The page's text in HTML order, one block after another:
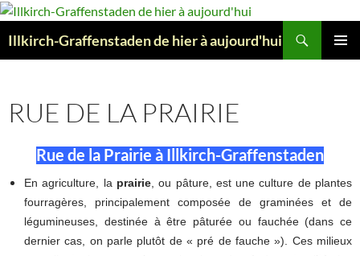
Aller
contenu
Illkirch-Graffenstaden de hier à aujourd'hui
RUE DE LA PRAIRIE
Rue de la Prairie à Illkirch-Graffenstaden
En agriculture, la prairie, ou pâture, est une culture de plantes
fourragères, principalement composée de graminées et de
légumineuses, destinée à être pâturée ou fauchée (dans ce
dernier cas, on parle plutôt de « pré de fauche »). Ces milieux